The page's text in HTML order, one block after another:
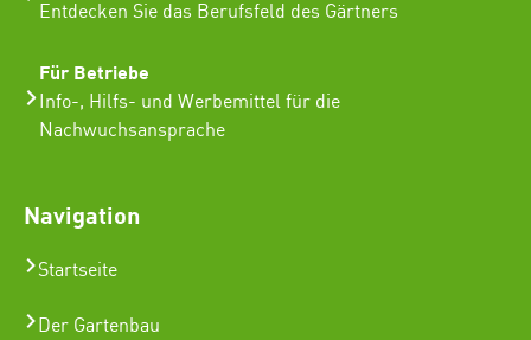
Entdecken Sie das Berufsfeld des Gärtners
Für Betriebe
Info-, Hilfs- und Werbemittel für die
Nachwuchsansprache
Navigation
Startseite
Der Gartenbau